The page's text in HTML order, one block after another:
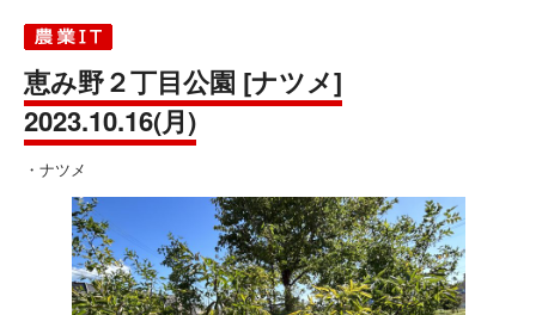
恵み野２丁目公園 [ナツメ]
2023.10.16(月)
・ナツメ